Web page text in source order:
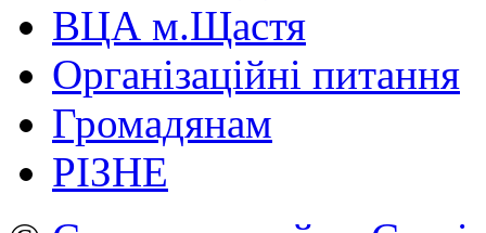
ВЦА м.Щастя
Організаційні питання
Громадянам
РІЗНЕ